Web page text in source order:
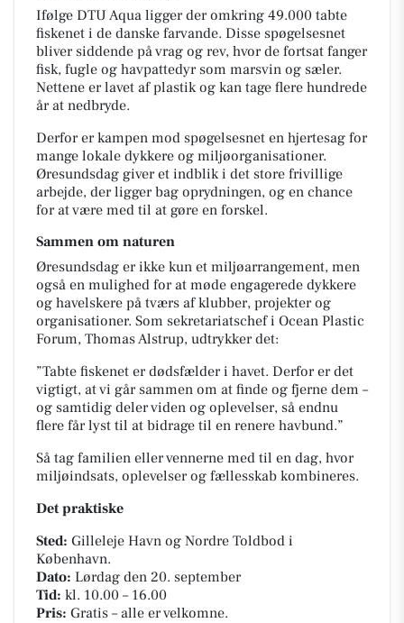
Ifølge DTU Aqua ligger der omkring 49.000 tabte
fiskenet i de danske farvande. Disse spøgelsesnet
bliver siddende på vrag og rev, hvor de fortsat fanger
fisk, fugle og havpattedyr som marsvin og sæler.
Nettene er lavet af plastik og kan tage flere hundrede
år at nedbryde.
Derfor er kampen mod spøgelsesnet en hjertesag for
mange lokale dykkere og miljøorganisationer.
Øresundsdag giver et indblik i det store frivillige
arbejde, der ligger bag oprydningen, og en chance
for at være med til at gøre en forskel.
Sammen om naturen
Øresundsdag er ikke kun et miljøarrangement, men
også en mulighed for at møde engagerede dykkere
og havelskere på tværs af klubber, projekter og
organisationer. Som sekretariatschef i Ocean Plastic
Forum, Thomas Alstrup, udtrykker det:
”Tabte fiskenet er dødsfælder i havet. Derfor er det
vigtigt, at vi går sammen om at finde og fjerne dem –
og samtidig deler viden og oplevelser, så endnu
flere får lyst til at bidrage til en renere havbund.”
Så tag familien eller vennerne med til en dag, hvor
miljøindsats, oplevelser og fællesskab kombineres.
Det praktiske
Sted: Gilleleje Havn og Nordre Toldbod i
København.
Dato: Lørdag den 20. september
Tid: kl. 10.00 – 16.00
Pris: Gratis – alle er velkomne.